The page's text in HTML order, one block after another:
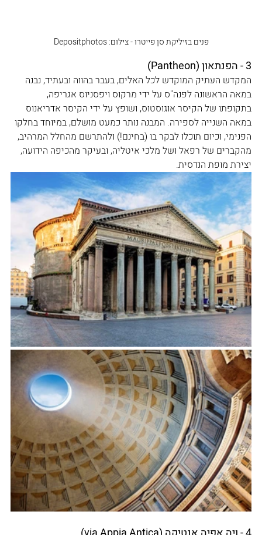
פנים בזיליקת סן פייטרו - צילום: Depositphotos
3 - הפנתאון (Pantheon)
המקדש העתיק המוקדש לכל האלים, בעבר בהווה ובעתיד, נבנה
במאה הראשונה לפנה"ס על ידי מרקוס ויפסניוס אגריפה,
בתקופתו של הקיסר אוגוסטוס, ושופץ על ידי הקיסר אדריאנוס
במאה השנייה לספירה. המבנה נותר כמעט מושלם, במיוחד בחלקו
הפנימי, וכיום תוכלו לבקר בו (בחינם!) ולהתרשם מהחלל המרהיב,
מהקברים של רפאל ושל מלכי איטליה, ובעיקר מהכיפה הידועה,
יצירת מופת הנדסית.